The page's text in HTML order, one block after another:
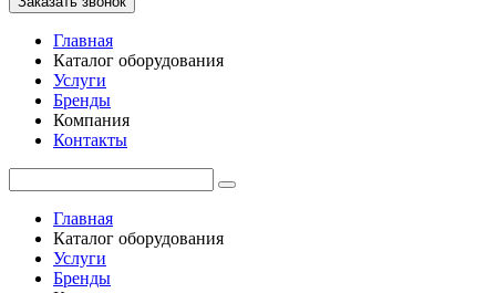
Главная
Каталог оборудования
Услуги
Бренды
Компания
Контакты
Главная
Каталог оборудования
Услуги
Бренды